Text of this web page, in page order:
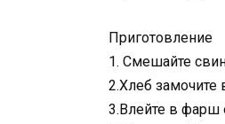
Приготовление
1. Смешайте
2.Хлеб
3.Влейте в фарш